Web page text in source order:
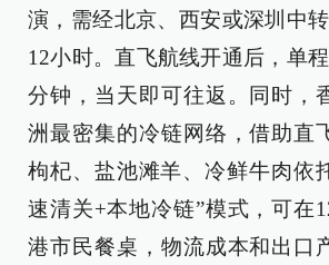
演，需经北京、西安或深圳中
12小时。直飞航线开通后，单
分钟，当天即可往返。同时，
洲最密集的冷链网络，借助直
枸杞、盐池滩羊、冷鲜牛肉依
速清关+本地冷链”模式，可在
港市民餐桌，物流成本和出口